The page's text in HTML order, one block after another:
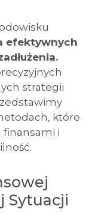
efektywnych
strategii
które
finansami i
Sytuacji